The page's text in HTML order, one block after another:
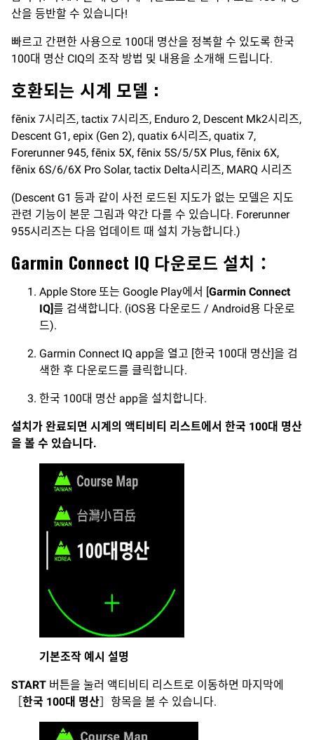
산을 등반할 수 있습니다!
빠르고 간편한 사용으로 100대 명산을 정복할 수 있도록 한국
100대 명산 CIQ의 조작 방법 및 내용을 소개해 드립니다.
호환되는 시계 모델 :
fēnix 7시리즈, tactix 7시리즈, Enduro 2, Descent Mk2시리즈,
Descent G1, epix (Gen 2), quatix 6시리즈, quatix 7,
Forerunner 945, fēnix 5X, fēnix 5S/5/5X Plus, fēnix 6X,
fēnix 6S/6/6X Pro Solar, tactix Delta시리즈, MARQ 시리즈
(Descent G1 등과 같이 사전 로드된 지도가 없는 모델은 지도
관련 기능이 본문 그림과 약간 다를 수 있습니다. Forerunner
955시리즈는 다음 업데이트 때 설치 가능합니다.)
Garmin Connect IQ 다운로드 설치：
Apple Store 또는 Google Play에서 [Garmin Connect
IQ]를 검색합니다. (iOS용 다운로드 / Android용 다운로
드).
Garmin Connect IQ app을 열고 [한국 100대 명산]을 검
색한 후 다운로드를 클릭합니다.
한국 100대 명산 app을 설치합니다.
설치가 완료되면 시계의 액티비티 리스트에서 한국 100대 명산
을 볼 수 있습니다.
기본조작 예시 설명
START 버튼을 눌러 액티비티 리스트로 이동하면 마지막에
한국 100대 명산］항목을 볼 수 있습니다.